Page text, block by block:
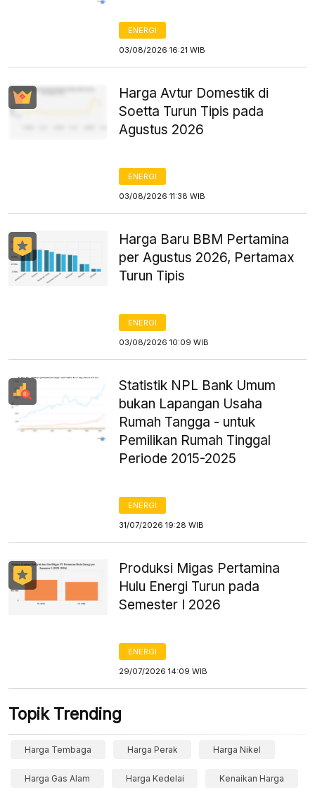
ENERGI
03/08/2026 16:21 WIB
Harga Avtur Domestik di
Soetta Turun Tipis pada
Agustus 2026
ENERGI
03/08/2026 11:38 WIB
Harga Baru BBM Pertamina
per Agustus 2026, Pertamax
Turun Tipis
ENERGI
03/08/2026 10:09 WIB
Statistik NPL Bank Umum
bukan Lapangan Usaha
Rumah Tangga - untuk
Pemilikan Rumah Tinggal
Periode 2015-2025
ENERGI
31/07/2026 19:28 WIB
Produksi Migas Pertamina
Hulu Energi Turun pada
Semester I 2026
ENERGI
29/07/2026 14:09 WIB
Topik Trending
Harga Tembaga Harga Perak Harga Nikel
Harga Gas Alam Harga Kedelai Kenaikan Harga